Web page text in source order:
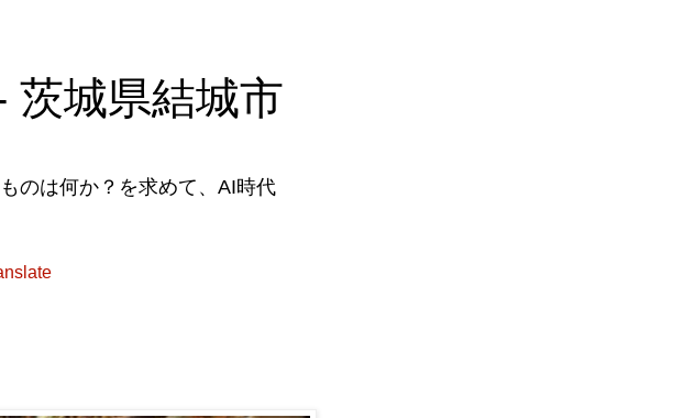
茨城県結城市
のは何か？を求めて、AI時代